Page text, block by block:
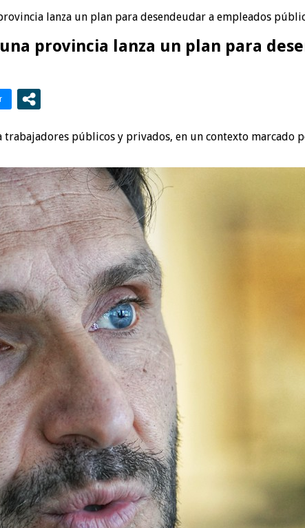
lanza un plan para desendeudar a empleados
provincia lanza un plan para
públicos y privados, en un contexto